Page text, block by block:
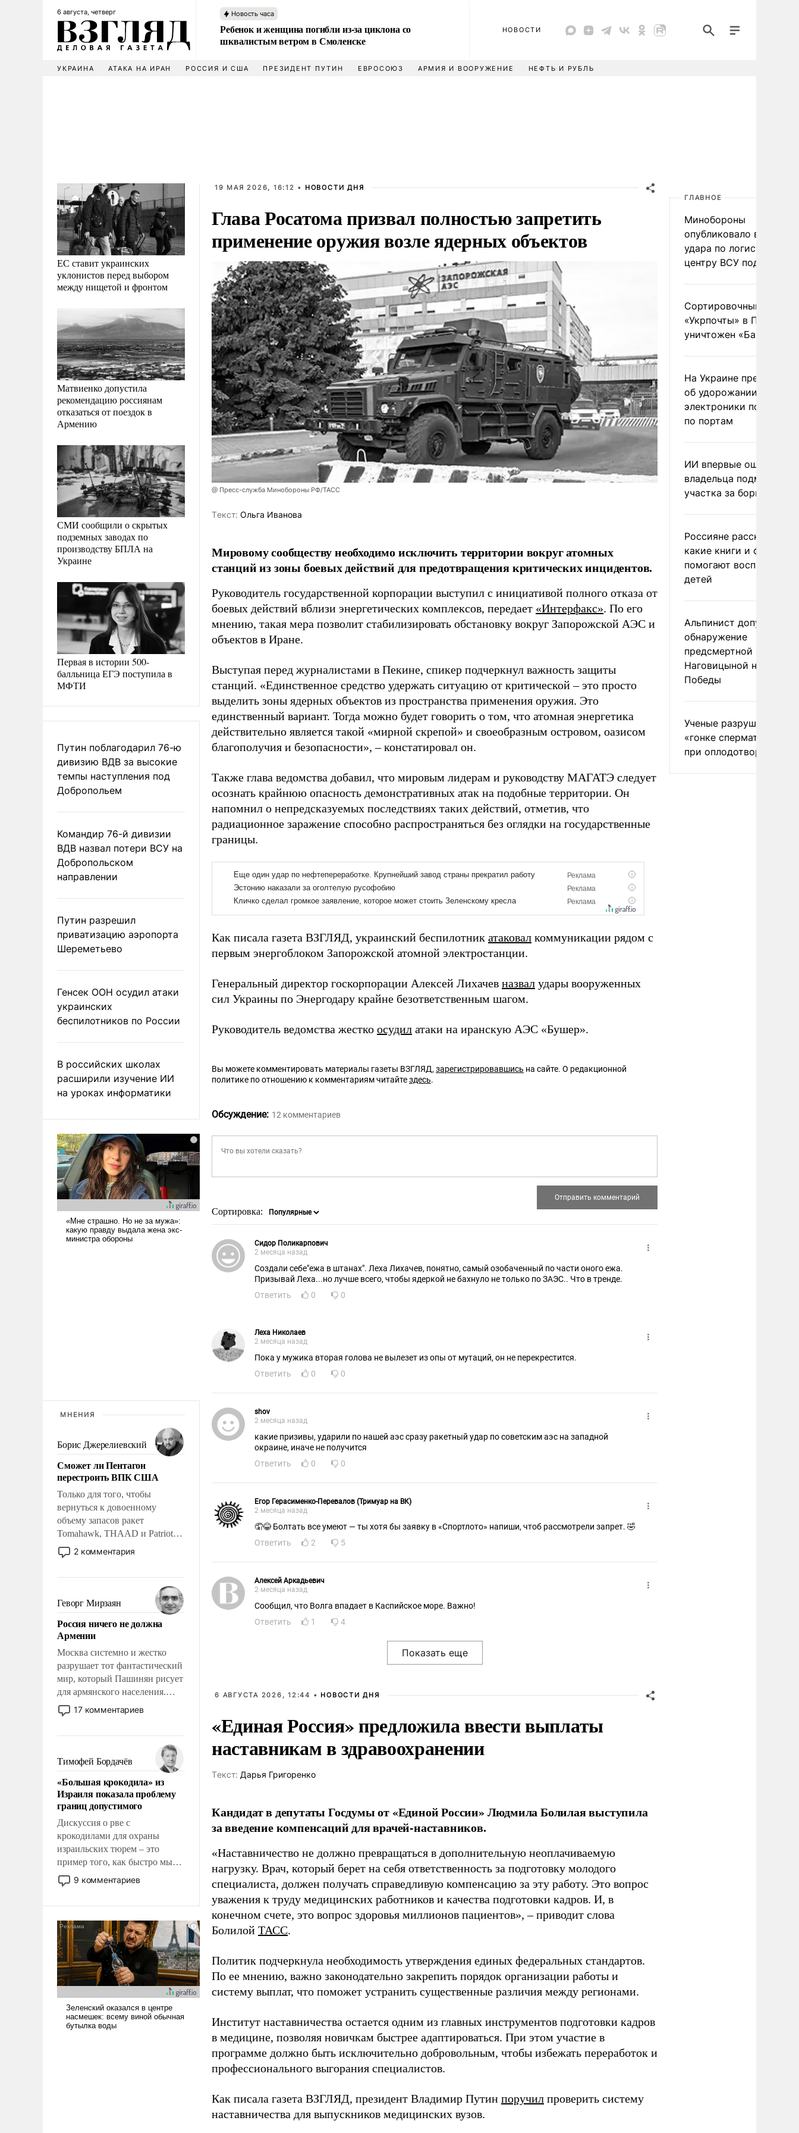
6 августа, четверг Новость часа
Ребенок и женщина погибли из-за циклона со
шквалистым ветром в Смоленске
НОВОСТИ
УКРАИНА АТАКА НА ИРАН РОССИЯ И США ПРЕЗИДЕНТ ПУТИН ЕВРОСОЮЗ АРМИЯ И ВООРУЖЕНИЕ НЕФТЬ И РУБЛЬ
ЕС ставит украинских
уклонистов перед выбором
между нищетой и фронтом
Матвиенко допустила
рекомендацию россиянам
отказаться от поездок в
Армению
СМИ сообщили о скрытых
подземных заводах по
производству БПЛА на
Украине
Первая в истории 500-
балльница ЕГЭ поступила в
МФТИ
Путин поблагодарил 76-ю
дивизию ВДВ за высокие
темпы наступления под
Добропольем
Командир 76-й дивизии
ВДВ назвал потери ВСУ на
Добропольском
направлении
Путин разрешил
приватизацию аэропорта
Шереметьево
Генсек ООН осудил атаки
украинских
беспилотников по России
В российских школах
расширили изучение ИИ
на уроках информатики
МНЕНИЯ
Борис Джерелиевский
Сможет ли Пентагон
перестроить ВПК США
Только для того, чтобы
вернуться к довоенному
объему запасов ракет
Tomahawk, THAAD и Patriot
США потребуется более трех
лет. Даже небольшая война с
Сложившаяся ситуация
означает многолетний период
уязвимости США, например,
перед Китаем.
2 комментария
Геворг Мирзаян
Россия ничего не должна
Армении
Москва системно и жестко
разрушает тот фантастический
мир, который Пашинян рисует
для армянского населения.
Мир, где политические
прожекты будут безусловно
налогоплательщиков и где
Еревану за свои поступки не
нужно отвечать.
17 комментариев
Тимофей Бордачёв
«Большая крокодила» из
Израиля показала проблему
границ допустимого
Дискуссия о рве с
крокодилами для охраны
израильских тюрем – это
пример того, как быстро мы
двигаемся по пути
революционных изменений.
псевдонаучной фантастики,
стало всерьез обсуждаемой
идеей.
9 комментариев
19 МАЯ 2026, 16:12 • НОВОСТИ ДНЯ
Глава Росатома призвал полностью запретить
применение оружия возле ядерных объектов
@ Пресс-служба Минобороны РФ/ТАСС
Tекст: Ольга Иванова
Мировому сообществу необходимо исключить территории вокруг атомных
станций из зоны боевых действий для предотвращения критических инцидентов.
Руководитель государственной корпорации выступил с инициативой полного отказа от
боевых действий вблизи энергетических комплексов, передает «Интерфакс». По его
мнению, такая мера позволит стабилизировать обстановку вокруг Запорожской АЭС и
объектов в Иране.
Выступая перед журналистами в Пекине, спикер подчеркнул важность защиты
станций. «Единственное средство удержать ситуацию от критической – это просто
выделить зоны ядерных объектов из пространства применения оружия. Это
единственный вариант. Тогда можно будет говорить о том, что атомная энергетика
действительно является такой «мирной скрепой» и своеобразным островом, оазисом
благополучия и безопасности», – констатировал он.
Также глава ведомства добавил, что мировым лидерам и руководству МАГАТЭ следует
осознать крайнюю опасность демонстративных атак на подобные территории. Он
напомнил о непредсказуемых последствиях таких действий, отметив, что
радиационное заражение способно распространяться без оглядки на государственные
границы.
Как писала газета ВЗГЛЯД, украинский беспилотник атаковал коммуникации рядом с
первым энергоблоком Запорожской атомной электростанции.
Генеральный директор госкорпорации Алексей Лихачев назвал удары вооруженных
сил Украины по Энергодару крайне безответственным шагом.
Руководитель ведомства жестко осудил атаки на иранскую АЭС «Бушер».
Вы можете комментировать материалы газеты ВЗГЛЯД,зарегистрировавшись на сайте. О редакционной
политике по отношению к комментариям читайтездесь.
Обсуждение: 12 комментариев
Сортировка:
Сидор Поликарпович
2 месяца назад
Создали себе"ежа в штанах". Леха Лихачев, понятно, самый озобаченный по части оного ежа.
Призывай Леха...но лучше всего, чтобы ядеркой не бахнуло не только по ЗАЭС.. Что в тренде.
Ответить
0 0
Леха Николаев
2 месяца назад
Пока у мужика вторая голова не вылезет из опы от мутаций, он не перекрестится.
Ответить
0 0
shov
2 месяца назад
какие призивы, ударили по нашей аэс сразу ракетный удар по советским аэс на западной
окраине, иначе не получится
Ответить
0 0
Егор Герасименко-Перевалов (Тримуар на ВК)
2 месяца назад
🤦😂 Болтать все умеют — ты хотя бы заявку в «Спортлото» напиши, чтоб рассмотрели запрет. 🤣
Ответить
2 5
Алексей Аркадьевич
2 месяца назад
Сообщил, что Волга впадает в Каспийское море. Важно!
Ответить
1 4
6 АВГУСТА 2026, 12:44 • НОВОСТИ ДНЯ
«Единая Россия» предложила ввести выплаты
наставникам в здравоохранении
Tекст: Дарья Григоренко
Кандидат в депутаты Госдумы от «Единой России» Людмила Болилая выступила
за введение компенсаций для врачей-наставников.
«Наставничество не должно превращаться в дополнительную неоплачиваемую
нагрузку. Врач, который берет на себя ответственность за подготовку молодого
специалиста, должен получать справедливую компенсацию за эту работу. Это вопрос
уважения к труду медицинских работников и качества подготовки кадров. И, в
конечном счете, это вопрос здоровья миллионов пациентов», – приводит слова
Болилой ТАСС.
Политик подчеркнула необходимость утверждения единых федеральных стандартов.
По ее мнению, важно законодательно закрепить порядок организации работы и
систему выплат, что поможет устранить существенные различия между регионами.
Институт наставничества остается одним из главных инструментов подготовки кадров
в медицине, позволяя новичкам быстрее адаптироваться. При этом участие в
программе должно быть исключительно добровольным, чтобы избежать переработок и
профессионального выгорания специалистов.
Как писала газета ВЗГЛЯД, президент Владимир Путин поручил проверить систему
наставничества для выпускников медицинских вузов.
ГЛАВНОЕ
Минобороны
опубликовало видео
удара по
центру ВСУ под Киевом
Сортировочный пункт
«Укрпочты» в
уничтожен
На Украине
об удорожании
электроники после
по портам
ИИ впервые
владельца
участка за борщевик
Россияне рассказали,
какие книги и фильмы
помогают воспитывать
детей
Альпинист допустил
обнаружение
предсмертной записки
Наговицыной на пике
Победы
Ученые разрушили миф
«гонке
при оплодотворении